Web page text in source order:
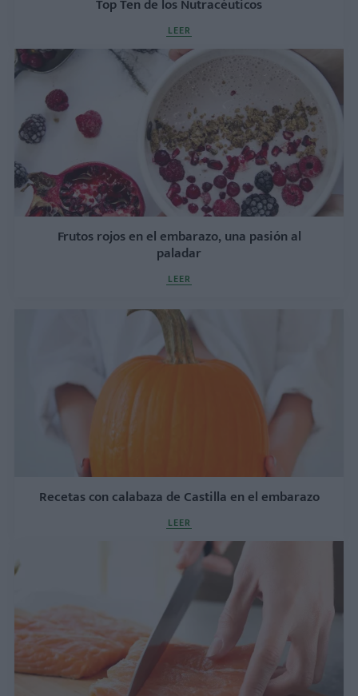
Top Ten de los Nutracéuticos
LEER
Frutos rojos en el embarazo, una pasión al
paladar
LEER
Recetas con calabaza de Castilla en el embarazo
LEER